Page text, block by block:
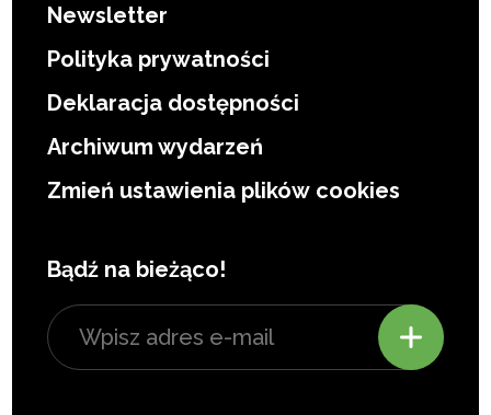
Newsletter
Polityka prywatności
Deklaracja dostępności
Archiwum wydarzeń
Zmień ustawienia plików cookies
Bądź na bieżąco!